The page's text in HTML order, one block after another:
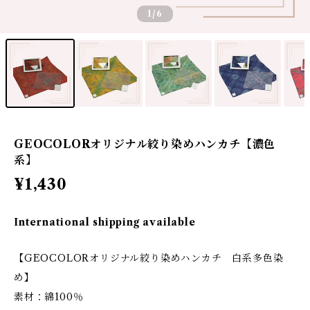
1 /6
GEOCOLORオリジナル絞り染めハンカチ【濃色
系】
¥1,430
International shipping available
【GEOCOLORオリジナル絞り染めハンカチ 白系多色染
め】
素材：綿100％